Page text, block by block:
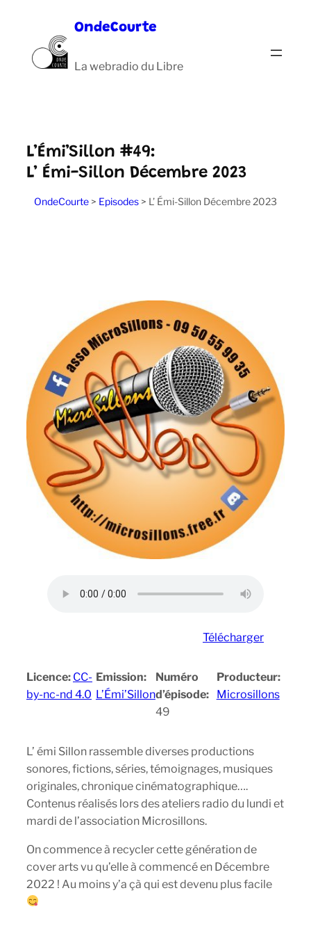
contenu
OndeCourte
La webradio du Libre
L’Émi’Sillon #49:
L’ Émi-Sillon Décembre 2023
OndeCourte > Episodes > L’ Émi-Sillon Décembre 2023
Télécharger
Licence: CC-
by-nc-nd 4.0
Emission:
L’Émi’Sillon
Numéro
d’épisode:
49
Producteur:
Microsillons
L’ émi Sillon rassemble diverses productions
sonores, fictions, séries, témoignages, musiques
originales, chronique cinématographique….
Contenus réalisés lors des ateliers radio du lundi et
mardi de l’association Microsillons.
On commence à recycler cette génération de
cover arts vu qu’elle à commencé en Décembre
2022 ! Au moins y’a çà qui est devenu plus facile